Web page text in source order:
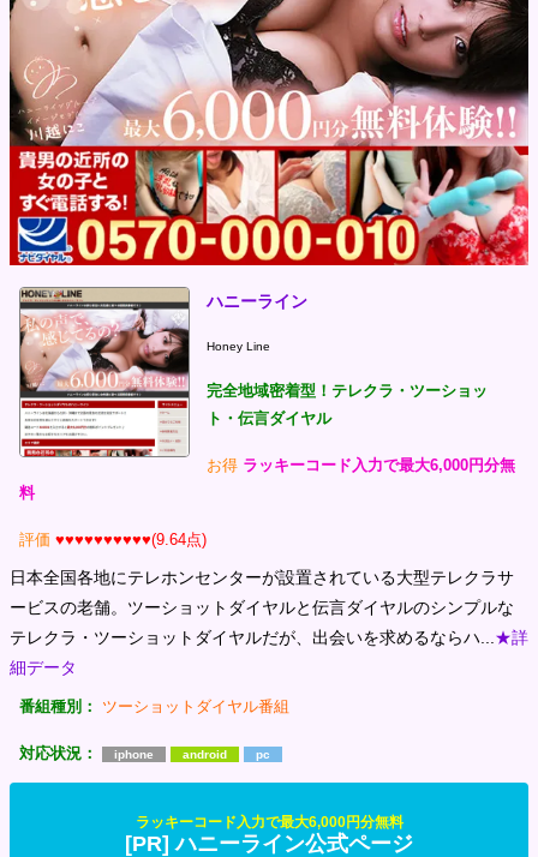
ハニーライン
Honey Line
完全地域密着型！テレクラ・ツーショッ
ト・伝言ダイヤル
お得 ラッキーコード入力で最大6,000円分無
料
評価 ♥♥♥♥♥♥♥♥♥♥(9.64点)
日本全国各地にテレホンセンターが設置されている大型テレクラサ
ービスの老舗。ツーショットダイヤルと伝言ダイヤルのシンプルな
テレクラ・ツーショットダイヤルだが、出会いを求めるならハ... ★詳
細データ
番組種別： ツーショットダイヤル番組
対応状況： iphone android pc
ラッキーコード入力で最大6,000円分無料
[PR] ハニーライン公式ページ